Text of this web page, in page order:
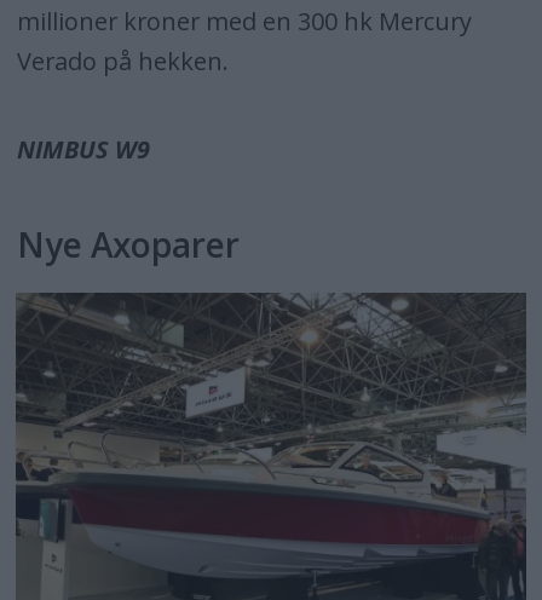
millioner kroner med en 300 hk Mercury
Verado på hekken.
NIMBUS W9
Nye Axoparer